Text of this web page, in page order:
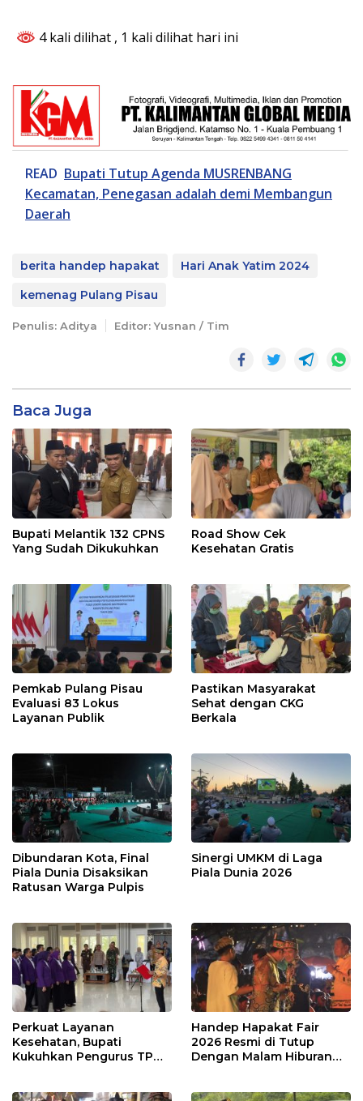
4 kali dilihat , 1 kali dilihat hari ini
READ Bupati Tutup Agenda MUSRENBANG
Kecamatan, Penegasan adalah demi Membangun
Daerah
berita handep hapakat
Hari Anak Yatim 2024
kemenag Pulang Pisau
Penulis: Aditya Editor: Yusnan / Tim
Baca Juga
Bupati Melantik 132 CPNS
Yang Sudah Dikukuhkan
Road Show Cek
Kesehatan Gratis
Pemkab Pulang Pisau
Evaluasi 83 Lokus
Layanan Publik
Pastikan Masyarakat
Sehat dengan CKG
Berkala
Dibundaran Kota, Final
Piala Dunia Disaksikan
Ratusan Warga Pulpis
Sinergi UMKM di Laga
Piala Dunia 2026
Perkuat Layanan
Kesehatan, Bupati
Kukuhkan Pengurus TP
Handep Hapakat Fair
2026 Resmi di Tutup
Dengan Malam Hiburan